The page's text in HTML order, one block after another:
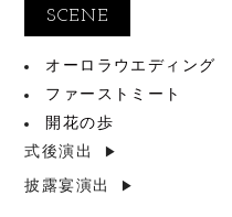
SCENE
オーロラウエディング
ファーストミート
開花の歩
式後演出
披露宴演出